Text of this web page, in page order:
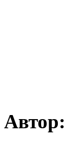
Автор: